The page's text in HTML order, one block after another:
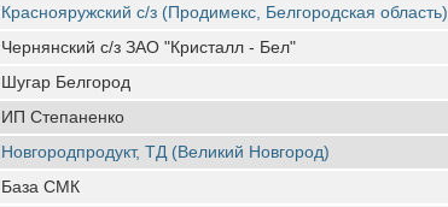
Краснояружский с/з (Продимекс, Белгородская область)
Чернянский с/з ЗАО "Кристалл - Бел"
Шугар Белгород
ИП Степаненко
Новгородпродукт, ТД (Великий Новгород)
База СМК